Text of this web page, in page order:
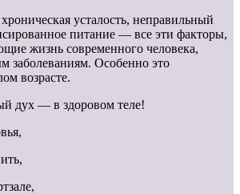
усталость, неправильный
питание — все эти факторы,
жизнь современного человека,
заболеваниям. Особенно это
возрасте.
дух — в здоровом теле!